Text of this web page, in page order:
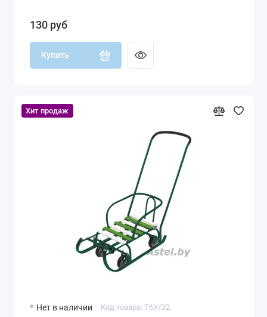
130 руб
Купить
Хит продаж
Нет в наличии Код товара: Т6У/З2